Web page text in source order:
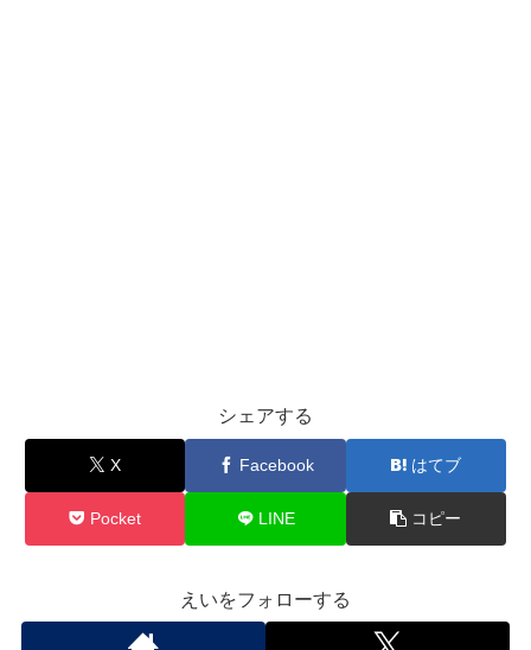
シェアする
X Facebook はてブ
Pocket LINE コピー
えいをフォローする